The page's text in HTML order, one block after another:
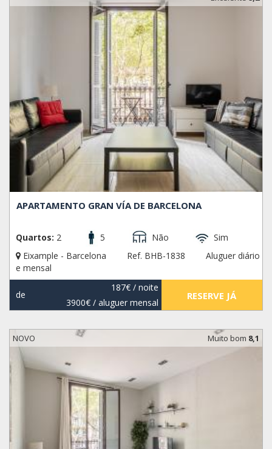
APARTAMENTO GRAN VÍA DE BARCELONA
Quartos: 2 5 Não
Sim
Eixample - Barcelona
Ref. BHB-1838
Aluguer diário
e mensal
de
187€/ noite
3900€/ aluguer mensal
RESERVE JÁ
NOVO Muito bom 8,1